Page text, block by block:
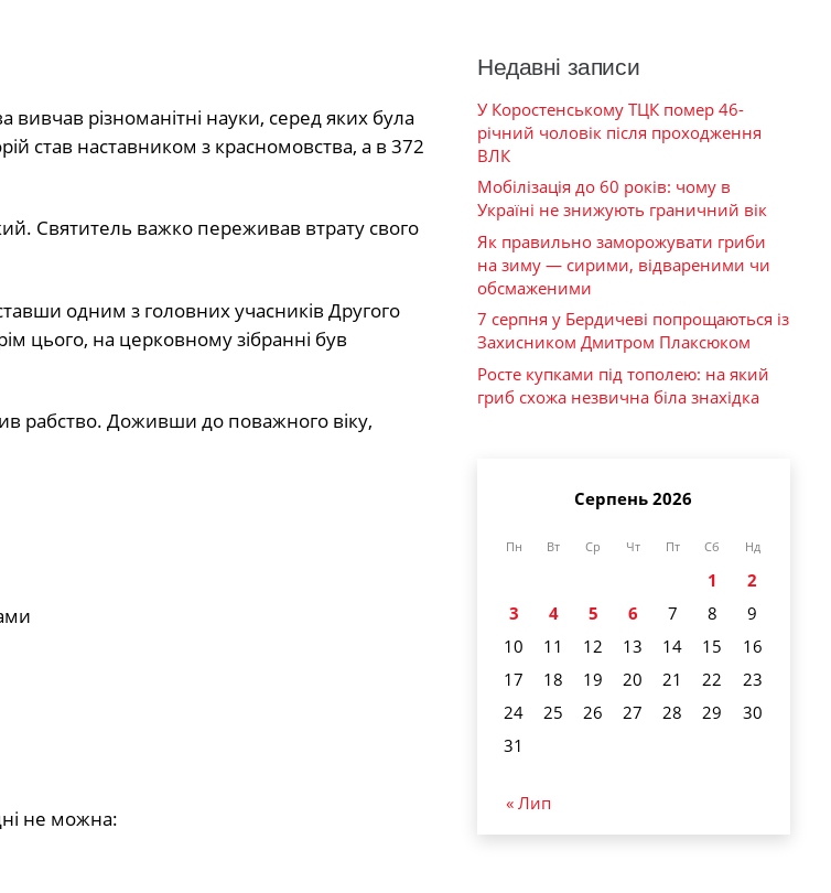
вивчав різноманітні науки, серед яких була
став наставником з красномовства, а в 372
Святитель важко переживав втрату свого
одним з головних учасників Другого
цього, на церковному зібранні був
рабство. Доживши до поважного віку,
не можна:
Недавні записи
У Коростенському ТЦК помер 46-
річний чоловік після проходження
ВЛК
Мобілізація до 60 років: чому в
Україні не знижують граничний вік
Як правильно заморожувати гриби
на зиму — сирими, відвареними чи
обсмаженими
7 серпня у Бердичеві попрощаються із
Захисником Дмитром Плаксюком
Росте купками під тополею: на який
гриб схожа незвична біла знахідка
Серпень 2026
Пн Вт Ср Чт Пт Сб Нд
1
2
3
4 5 6 7 8
9
10
11 12 13 14 15
16
17
18 19 20 21 22
23
24
25 26 27 28 29
30
31
« Лип